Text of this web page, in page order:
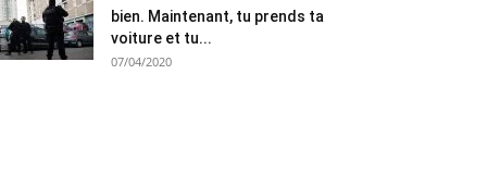
bien. Maintenant, tu prends ta
voiture et tu...
07/04/2020